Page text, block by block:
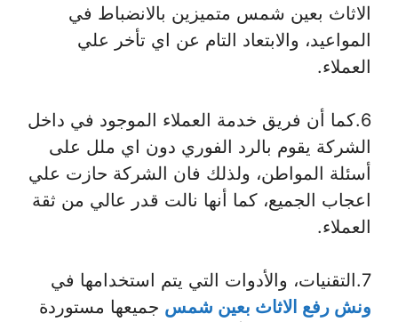
الاثاث بعين شمس متميزين بالانضباط في
المواعيد، والابتعاد التام عن اي تأخر علي
العملاء.
6.كما أن فريق خدمة العملاء الموجود في داخل
الشركة يقوم بالرد الفوري دون اي ملل على
أسئلة المواطن، ولذلك فان الشركة حازت علي
اعجاب الجميع، كما أنها نالت قدر عالي من ثقة
العملاء.
7.التقنيات، والأدوات التي يتم استخدامها في
ونش رفع الاثاث بعين شمس جميعها مستوردة